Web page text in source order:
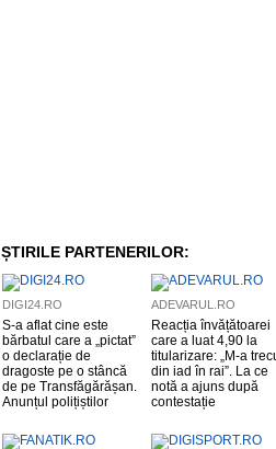
ȘTIRILE PARTENERILOR:
DIGI24.RO
S-a aflat cine este
bărbatul care a „pictat”
o declarație de
dragoste pe o stâncă
de pe Transfăgărășan.
Anunțul polițiștilor
ADEVARUL.RO
Reacția învățătoarei
care a luat 4,90 la
titularizare: „M-a
din iad în rai”. La ce
notă a ajuns după
contestație